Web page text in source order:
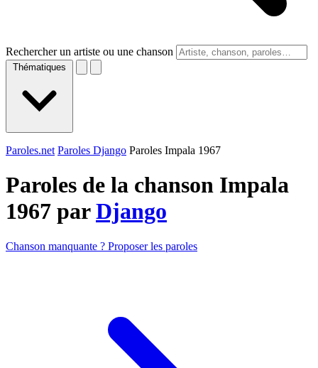
Rechercher un artiste ou une chanson
Thématiques
Paroles.net Paroles Django Paroles Impala 1967
Paroles de la chanson Impala
1967 parDjango
Chanson manquante ? Proposer les paroles